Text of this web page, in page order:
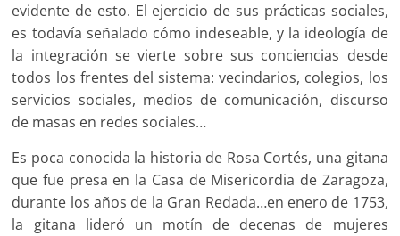
evidente de esto. El ejercicio de sus prácticas sociales,
es todavía señalado cómo indeseable, y la ideología de
la integración se vierte sobre sus conciencias desde
todos los frentes del sistema: vecindarios, colegios, los
servicios sociales, medios de comunicación, discurso
de masas en redes sociales…
Es poca conocida la historia de Rosa Cortés, una gitana
que fue presa en la Casa de Misericordia de Zaragoza,
durante los años de la Gran Redada…en enero de 1753,
la gitana lideró un motín de decenas de mujeres